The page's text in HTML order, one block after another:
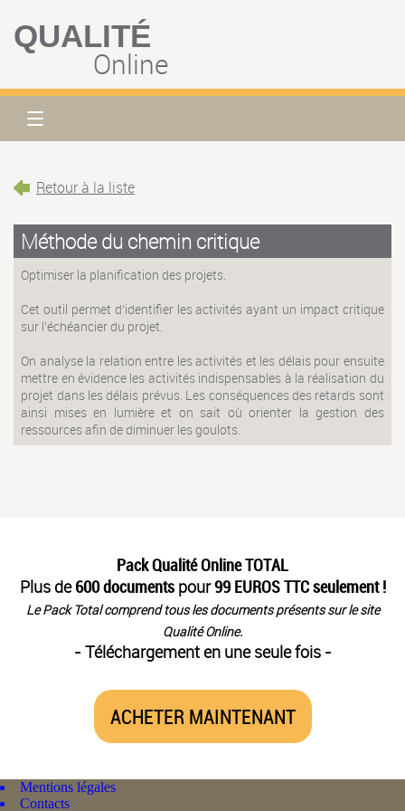
QUALITÉ
Online
Retour à la liste
Méthode du chemin critique
Optimiser la planification des projets.
Cet outil permet d’identifier les activités ayant un impact critique
sur l'échéancier du projet.
On analyse la relation entre les activités et les délais pour ensuite
mettre en évidence les activités indispensables à la réalisation du
projet dans les délais prévus. Les conséquences des retards sont
ainsi mises en lumière et on sait où orienter la gestion des
ressources afin de diminuer les goulots.
Pack Qualité Online TOTAL
Plus de600 documentspour99 EUROS TTC seulement !
Le Pack Total comprend tous les documents présents sur le site
Qualité Online.
- Téléchargement en une seule fois -
ACHETER MAINTENANT
Mentions légales
Contacts